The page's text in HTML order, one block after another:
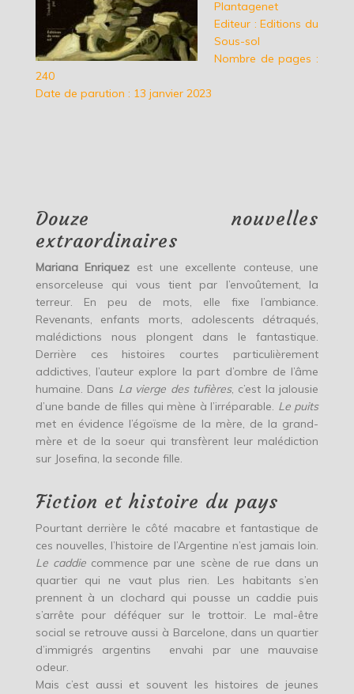
Plantagenet
Editeur : Editions du
Sous-sol
Nombre de pages :
240
Date de parution : 13 janvier 2023
Douze nouvelles
extraordinaires
Mariana Enriquez est une excellente conteuse, une
ensorceleuse qui vous tient par l’envoûtement, la
terreur. En peu de mots, elle fixe l’ambiance.
Revenants, enfants morts, adolescents détraqués,
malédictions nous plongent dans le fantastique.
Derrière ces histoires courtes particulièrement
addictives, l’auteur explore la part d’ombre de l’âme
humaine. Dans La vierge des tufières, c’est la jalousie
d’une bande de filles qui mène à l’irréparable. Le puits
met en évidence l’égoïsme de la mère, de la grand-
mère et de la soeur qui transfèrent leur malédiction
sur Josefina, la seconde fille.
Fiction et histoire du pays
Pourtant derrière le côté macabre et fantastique de
ces nouvelles, l’histoire de l’Argentine n’est jamais loin.
Le caddiecommence par une scène de rue dans un
quartier qui ne vaut plus rien. Les habitants s’en
prennent à un clochard qui pousse un caddie puis
s’arrête pour déféquer sur le trottoir. Le mal-être
social se retrouve aussi à Barcelone, dans un quartier
d’immigrés argentins envahi par une mauvaise
odeur.
Mais c’est aussi et souvent les histoires de jeunes